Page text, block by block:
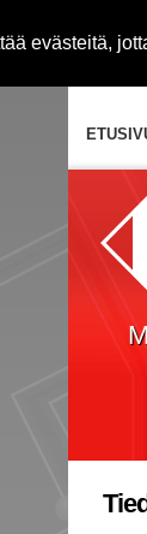
evästeitä,